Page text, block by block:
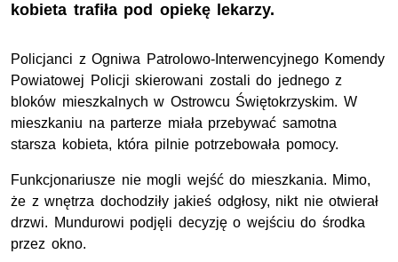
kobieta trafiła pod opiekę lekarzy.
Policjanci z Ogniwa Patrolowo-Interwencyjnego Komendy
Powiatowej Policji skierowani zostali do jednego z
bloków mieszkalnych w Ostrowcu Świętokrzyskim. W
mieszkaniu na parterze miała przebywać samotna
starsza kobieta, która pilnie potrzebowała pomocy.
Funkcjonariusze nie mogli wejść do mieszkania. Mimo,
że z wnętrza dochodziły jakieś odgłosy, nikt nie otwierał
drzwi. Mundurowi podjęli decyzję o wejściu do środka
przez okno.